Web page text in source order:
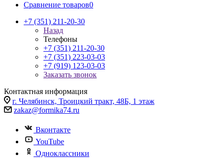
Сравнение товаров0
+7 (351) 211-20-30
Назад
Телефоны
+7 (351) 211-20-30
+7 (351) 223-03-03
+7 (919) 123-03-03
Заказать звонок
Контактная информация
г. Челябинск, Троицкий тракт, 48Б, 1 этаж
zakaz@formika74.ru
Вконтакте
YouTube
Одноклассники